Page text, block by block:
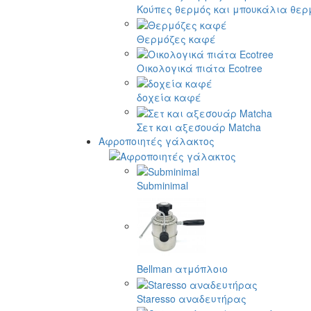
Κούπες θερμός και μπουκάλια
Θερμόζες καφέ
Οικολογικά πιάτα Ecotree
δοχεία καφέ
Σετ και αξεσουάρ Matcha
Αφροποιητές γάλακτος
Subminimal
Bellman ατμόπλοιο
Staresso αναδευτήρας